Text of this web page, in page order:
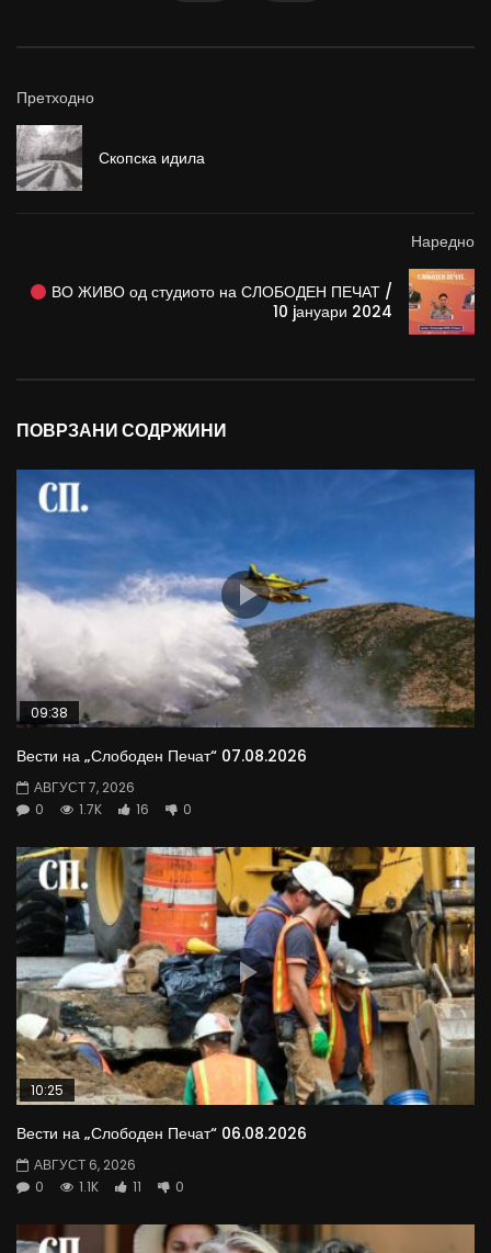
Претходно
Скопска идила
Наредно
ВО ЖИВО од студиото на СЛОБОДЕН ПЕЧАТ /
10 jануари 2024
ПОВРЗАНИ СОДРЖИНИ
09:38
Вести на „Слободен Печат“ 07.08.2026
АВГУСТ 7, 2026
0
1.7K 16 0
10:25
Вести на „Слободен Печат“ 06.08.2026
АВГУСТ 6, 2026
0
1.1K 11 0